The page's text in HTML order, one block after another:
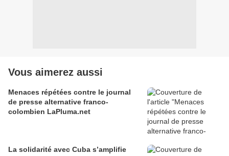
Vous aimerez aussi
Menaces répétées contre le journal
de presse alternative franco-
colombien LaPluma.net
La solidarité avec Cuba s’amplifie